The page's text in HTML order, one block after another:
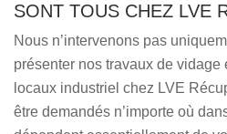
SONT TOUS CHEZ LVE
Nous n’intervenons pas
présenter nos travaux de vidage
locaux industriel chez LVE
être demandés n’importe où